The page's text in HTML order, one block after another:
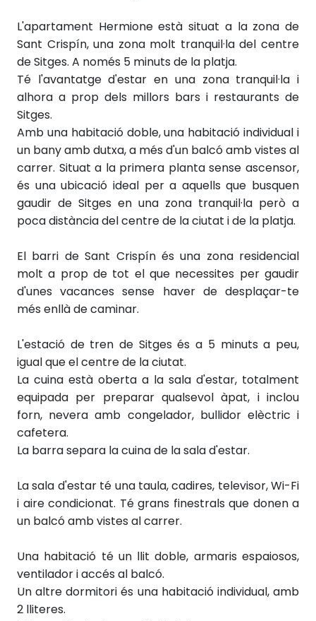
L'apartament Hermione està situat a la zona de
Sant Crispín, una zona molt tranquil·la del centre
de Sitges. A només 5 minuts de la platja.
Té l'avantatge d'estar en una zona tranquil·la i
alhora a prop dels millors bars i restaurants de
Sitges.
Amb una habitació doble, una habitació individual i
un bany amb dutxa, a més d'un balcó amb vistes al
carrer. Situat a la primera planta sense ascensor,
és una ubicació ideal per a aquells que busquen
gaudir de Sitges en una zona tranquil·la però a
poca distància del centre de la ciutat i de la platja.
El barri de Sant Crispín és una zona residencial
molt a prop de tot el que necessites per gaudir
d'unes vacances sense haver de desplaçar-te
més enllà de caminar.
L'estació de tren de Sitges és a 5 minuts a peu,
igual que el centre de la ciutat.
La cuina està oberta a la sala d'estar, totalment
equipada per preparar qualsevol àpat, i inclou
forn, nevera amb congelador, bullidor elèctric i
cafetera.
La barra separa la cuina de la sala d'estar.
La sala d'estar té una taula, cadires, televisor, Wi-Fi
i aire condicionat. Té grans finestrals que donen a
un balcó amb vistes al carrer.
Una habitació té un llit doble, armaris espaiosos,
ventilador i accés al balcó.
Un altre dormitori és una habitació individual, amb
2 lliteres.